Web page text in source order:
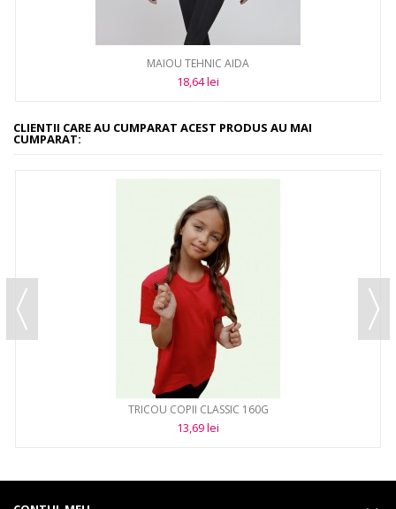
MAIOU TEHNIC AIDA
18,64 lei
CLIENTII CARE AU CUMPARAT ACEST PRODUS AU MAI
CUMPARAT:
TRICOU COPII CLASSIC 160G
13,69 lei